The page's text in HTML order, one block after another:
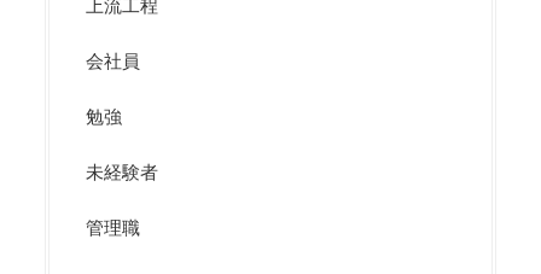
上流工程
会社員
勉強
未経験者
管理職